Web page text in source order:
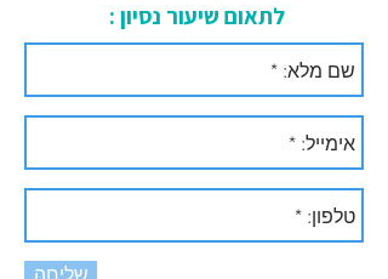
: לתאום שיעור נסיון
שליחה